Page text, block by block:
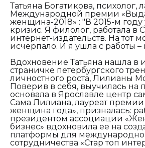
Татьяна Богатикова, психолог,
Международной премии
женщина-2018» : "В 2015-м году
кризис. Я филолог, работала в
интернет-издательств. На тот
исчерпало. И я ушла с работы –
Вдохновение Татьяна нашла в
страничке петербургского
личностного роста, Лилианы
Поверив в себя, выучилась на
основала в Ярославле центр
Сама Лилиана, лауреат премии
женщина года», призналась:
президентом ассоциации
бизнес» вдохновила ее на
платформы для
сотрудничества «Стар топ